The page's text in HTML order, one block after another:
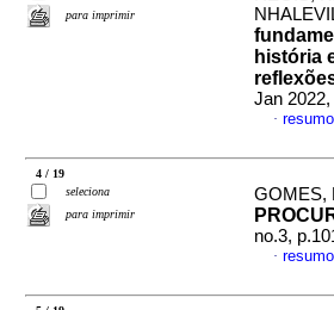
para imprimir
história
Jan
·
4 / 19
seleciona
para imprimir
GOMES,
no.3,
·